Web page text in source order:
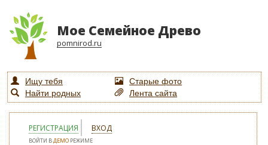
Мое Семейное Древо
pomnirod.ru
Ищу тебя
Старые фото
Найти родных
Лента сайта
РЕГИСТРАЦИЯ ВХОД
ВОЙТИ ВДЕМО РЕЖИМЕ